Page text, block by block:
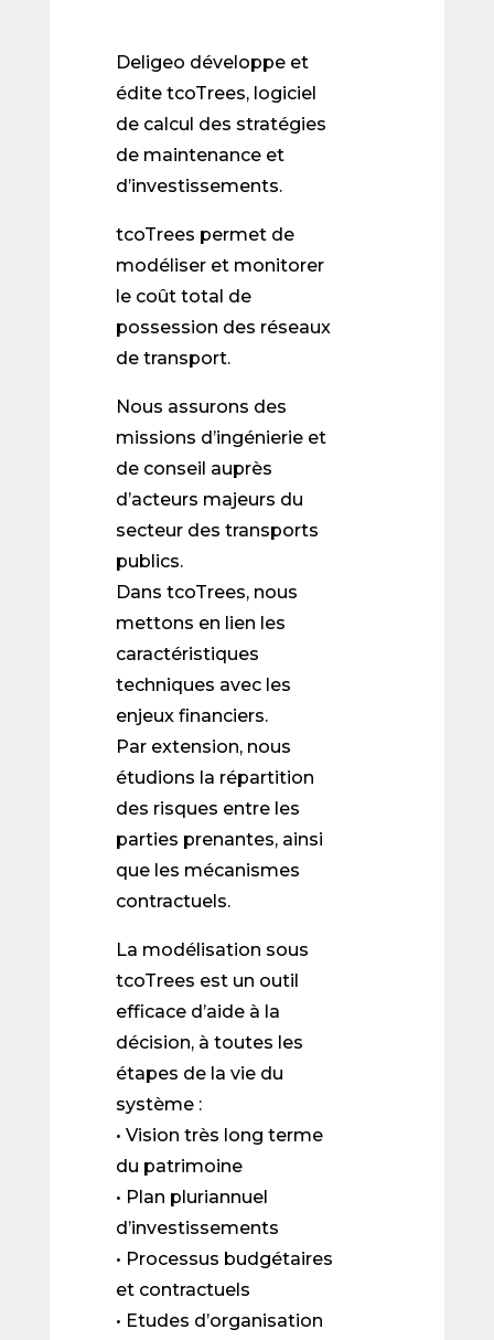
Deligeo développe et
édite tcoTrees, logiciel
de calcul des stratégies
de maintenance et
d’investissements.
tcoTrees permet de
modéliser et monitorer
le coût total de
possession des réseaux
de transport.
Nous assurons des
missions d’ingénierie et
de conseil auprès
d’acteurs majeurs du
secteur des transports
publics.
Dans tcoTrees, nous
mettons en lien les
caractéristiques
techniques avec les
enjeux financiers.
Par extension, nous
étudions la répartition
des risques entre les
parties prenantes, ainsi
que les mécanismes
contractuels.
La modélisation sous
tcoTrees est un outil
efficace d’aide à la
décision, à toutes les
étapes de la vie du
système :
• Vision très long terme
du patrimoine
• Plan pluriannuel
d’investissements
• Processus budgétaires
et contractuels
• Etudes d’organisation